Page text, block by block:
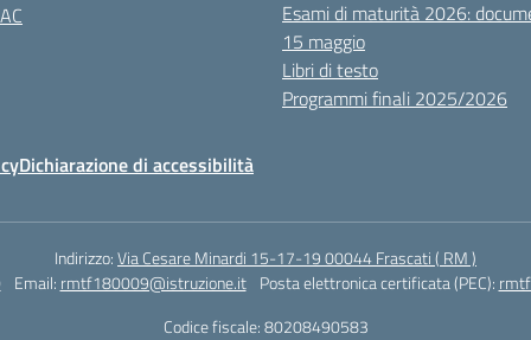
Esami di maturità 2026:
15 maggio
Libri di testo
Programmi finali 2025/2026
Dichiarazione di accessibilità
Indirizzo:Via Cesare Minardi 15-17-19 00044 Frascati ( RM )
Email: rmtf180009@istruzione.it Posta elettronica certificata (PEC):
Codice fiscale: 80208490583